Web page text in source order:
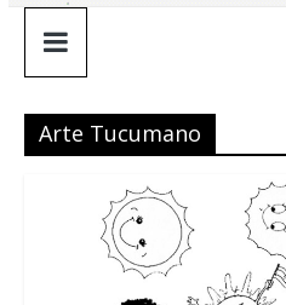
Arte Tucumano